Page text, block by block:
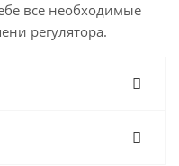
все необходимые
регулятора.